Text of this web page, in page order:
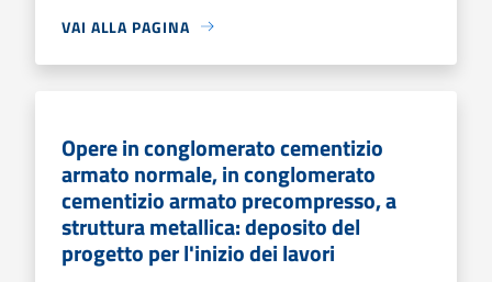
VAI ALLA PAGINA
Opere in conglomerato cementizio
armato normale, in conglomerato
cementizio armato precompresso, a
struttura metallica: deposito del
progetto per l'inizio dei lavori